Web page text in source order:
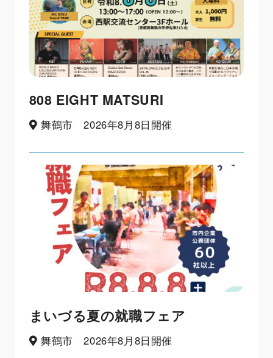
808 EIGHT MATSURI
舞鶴市 2026年8月8日開催
まいづる夏の就職フェア
舞鶴市 2026年8月8日開催